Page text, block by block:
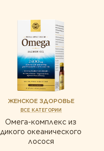
ЖЕНСКОЕ ЗДОРОВЬЕ
ВСЕ КАТЕГОРИИ
Омега-комплекс из
дикого океанического
лосося